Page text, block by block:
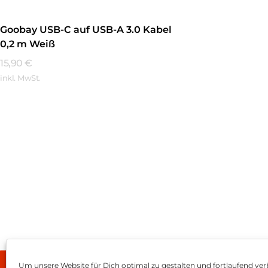
Um unsere Website für Dich optimal zu gestalten und fortlaufend
Goobay USB-C auf USB-A 3.0 Kabel
0,2 m Weiß
15,90 €
inkl. MwSt.